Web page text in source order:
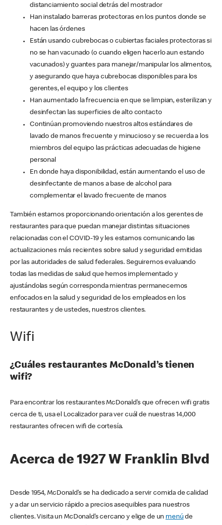
distanciamiento social detrás del mostrador
Han instalado barreras protectoras en los puntos donde se
hacen las órdenes
Están usando cubrebocas o cubiertas faciales protectoras si
no se han vacunado (o cuando eligen hacerlo aun estando
vacunados) y guantes para manejar/manipular los alimentos,
y asegurando que haya cubrebocas disponibles para los
gerentes, el equipo y los clientes
Han aumentado la frecuencia en que se limpian, esterilizan y
desinfectan las superficies de alto contacto
Continúan promoviendo nuestros altos estándares de
lavado de manos frecuente y minucioso y se recuerda a los
miembros del equipo las prácticas adecuadas de higiene
personal
En donde haya disponibilidad, están aumentando el uso de
desinfectante de manos a base de alcohol para
complementar el lavado frecuente de manos
También estamos proporcionando orientación a los gerentes de
restaurantes para que puedan manejar distintas situaciones
relacionadas con el COVID-19 y les estamos comunicando las
actualizaciones más recientes sobre salud y seguridad emitidas
por las autoridades de salud federales. Seguiremos evaluando
todas las medidas de salud que hemos implementado y
ajustándolas según corresponda mientras permanecemos
enfocados en la salud y seguridad de los empleados en los
restaurantes y de ustedes, nuestros clientes.
Wifi
¿Cuáles restaurantes McDonald’s tienen
wifi?
Para encontrar los restaurantes McDonald’s que ofrecen wifi gratis
cerca de ti, usa el Localizador para ver cuál de nuestras 14,000
restaurantes ofrecen wifi de cortesía.
Acerca de 1927 W Franklin Blvd
Desde 1954, McDonald’s se ha dedicado a servir comida de calidad
y a dar un servicio rápido a precios asequibles para nuestros
clientes. Visita un McDonald’s cercano y elige de un menú de